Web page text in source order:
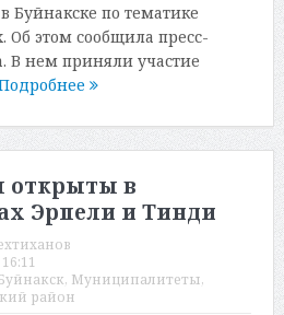
Буйнакске по тематике
этом сообщила пресс-
В нем приняли участие
открыты в
Эрпели и Тинди
, Муниципалитеты,
район